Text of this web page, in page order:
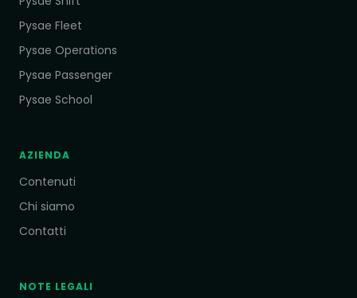
Pysae Fleet
Pysae Operations
Pysae Passenger
Pysae School
AZIENDA
Contenuti
Chi siamo
Contatti
NOTE LEGALI